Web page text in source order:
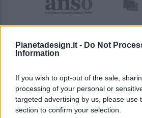
Pianetadesign.it - Do Not
Information
If you wish to opt-out of the sale,
processing of your personal or
targeted advertising by us, please use
section to confirm your selection.
© 2026 - Pianeta Design - P.IVA
Registrata Al Tribunale Di Nocera